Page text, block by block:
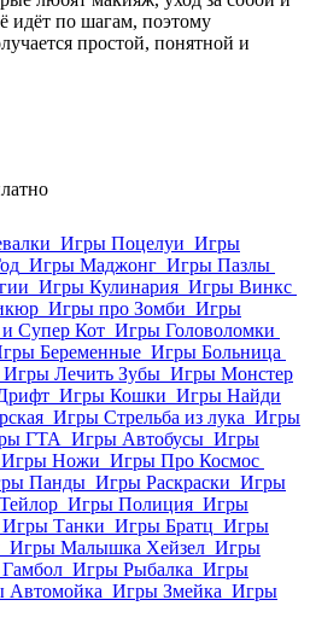
идёт по шагам, поэтому
простой, понятной и
Игры Поцелуи Игры
Игры Маджонг Игры Пазлы
Игры Кулинария Игры Винкс
Игры про Зомби Игры
Супер Кот Игры Головоломки
Беременные Игры Больница
Игры Лечить Зубы Игры Монстер
Игры Кошки Игры Найди
Игры Стрельба из лука Игры
ГТА Игры Автобусы Игры
Игры Ножи Игры Про Космос
Панды Игры Раскраски Игры
Игры Полиция Игры
Игры Танки Игры Братц Игры
Игры Малышка Хейзел Игры
Игры Рыбалка Игры
Автомойка Игры Змейка Игры